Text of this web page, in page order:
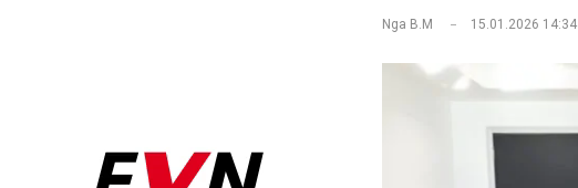
Nga B.M 15.01.2026 14:34